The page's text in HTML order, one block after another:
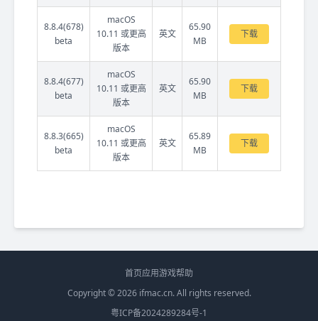
8.8.4(678)
beta
macOS
10.11 或更高
版本
英文
65.90
MB
下载
8.8.4(677)
beta
macOS
10.11 或更高
版本
英文
65.90
MB
下载
8.8.3(665)
beta
macOS
10.11 或更高
版本
英文
65.89
MB
下载
首页应用游戏帮助
Copyright © 2026 ifmac.cn. All rights reserved.
粤ICP备2024289284号-1